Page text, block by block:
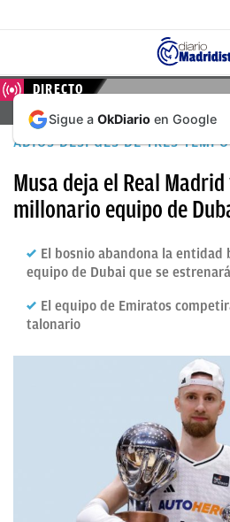
ÚLTIMAS
NOTICIAS
MADRID
BALONCESTO
CANTERA
DIRECTO
FEMENINO
DIRECTO
FERENCVAROS – REAL MADRID, EN DIRECTO HOY
ADIÓS DESPUÉS DE TRES
Musa deja el Real
millonario equipo de
El bosnio abandona la entidad
equipo de Dubai que se
El equipo de Emiratos
talonario
Sigue a OkDiario en Google